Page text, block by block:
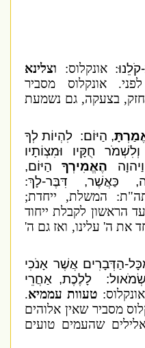
: אונקלוס:וצלינא
אונקלוס מסביר
בצעקה, גם נשמעת
, הַיּוֹם: לִהְיוֹת לְךָ
חֻקָּיו וּמִצְו‍ֹתָיו
הֶאֱמִירְךָהַיּוֹם,
כַּאֲשֶׁר, דִּבֶּר-לָךְ:
המשלת, ייחדת;
הראשון לקבלת ייחוד
ה' עלינו, ואז גם ה'
הַדְּבָרִים אֲשֶׁר אָנֹכִי
לָלֶכֶת, אַחֲרֵי
טעוות עממיא.
מסביר שאין אלוהים
שהעמים טועים